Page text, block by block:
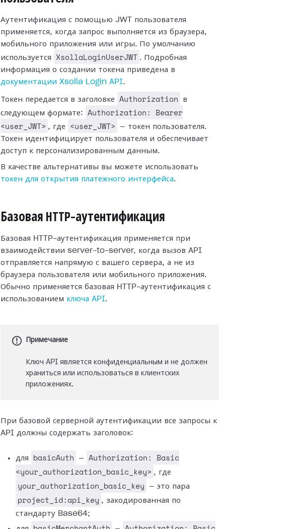
Аутентификация с помощью JWT пользователя
применяется, когда запрос выполняется из браузера,
мобильного приложения или игры. По умолчанию
используется
XsollaLoginUserJWT . Подробная
информация о создании токена приведена в
документации Xsolla Login API.
Токен передается в заголовке Authorization
в
следующем формате:
Authorization: Bearer
<user_JWT> , где <user_JWT>
— токен пользователя.
Токен идентифицирует пользователя и обеспечивает
доступ к персонализированным данным.
В качестве альтернативы вы можете использовать
токен для открытия платежного интерфейса.
Базовая HTTP-аутентификация
Базовая HTTP-аутентификация применяется при
взаимодействии server-to-server, когда вызов API
отправляется напрямую с вашего сервера, а не из
браузера пользователя или мобильного приложения.
Обычно применяется базовая HTTP-аутентификация с
использованием ключа API.
Примечание
Ключ API является конфиденциальным и не должен
храниться или использоваться в клиентских
приложениях.
При базовой серверной аутентификации все запросы к
API должны содержать заголовок:
для basicAuth —
Authorization: Basic
<your_authorization_basic_key> , где
your_authorization_basic_key — это пара
project_id:api_key , закодированная по
стандарту Base64;